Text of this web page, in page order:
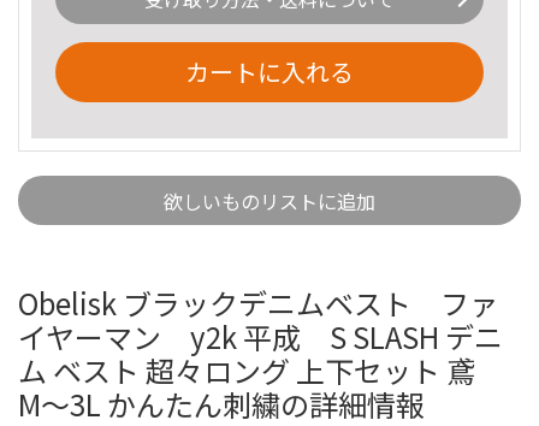
カートに入れる
欲しいものリストに追加
Obelisk ブラックデニムベスト ファ
イヤーマン y2k 平成 S SLASH デニ
ム ベスト 超々ロング 上下セット 鳶
M〜3L かんたん刺繍の詳細情報